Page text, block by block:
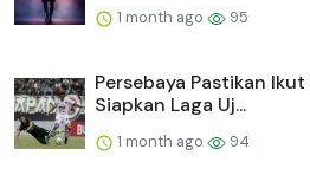
1 month ago 95
Persebaya Pastikan
Siapkan Laga Uj...
1 month ago 94